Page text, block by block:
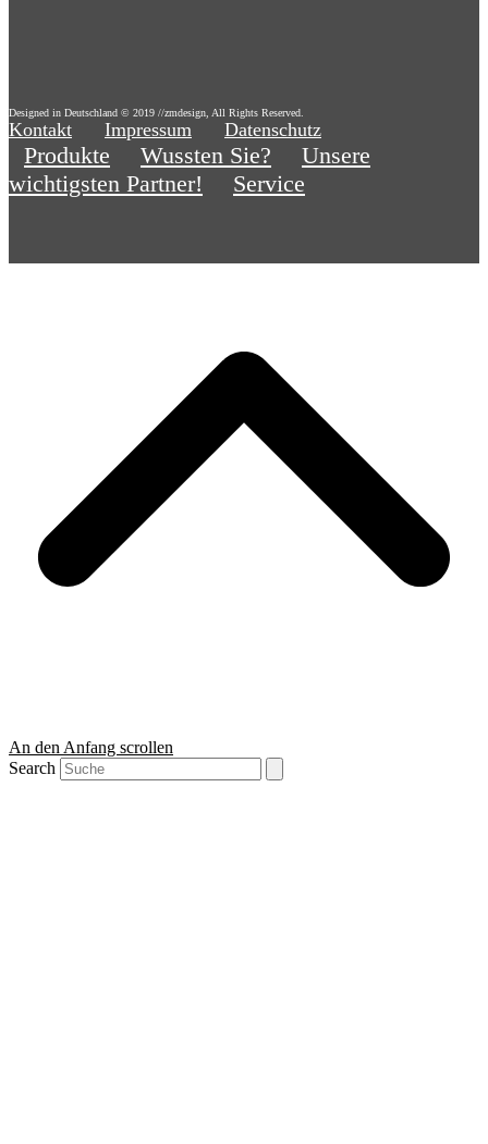
Designed in Deutschland © 2019 //zmdesign, All Rights Reserved.
Kontakt Impressum Datenschutz
Produkte Wussten Sie?
Unsere
wichtigsten Partner!
Service
An den Anfang scrollen
Search